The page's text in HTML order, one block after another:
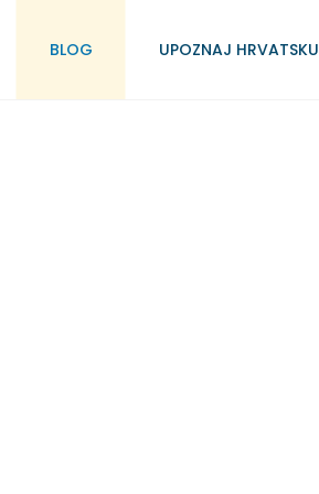
BLOG UPOZNAJ HRVATSKU